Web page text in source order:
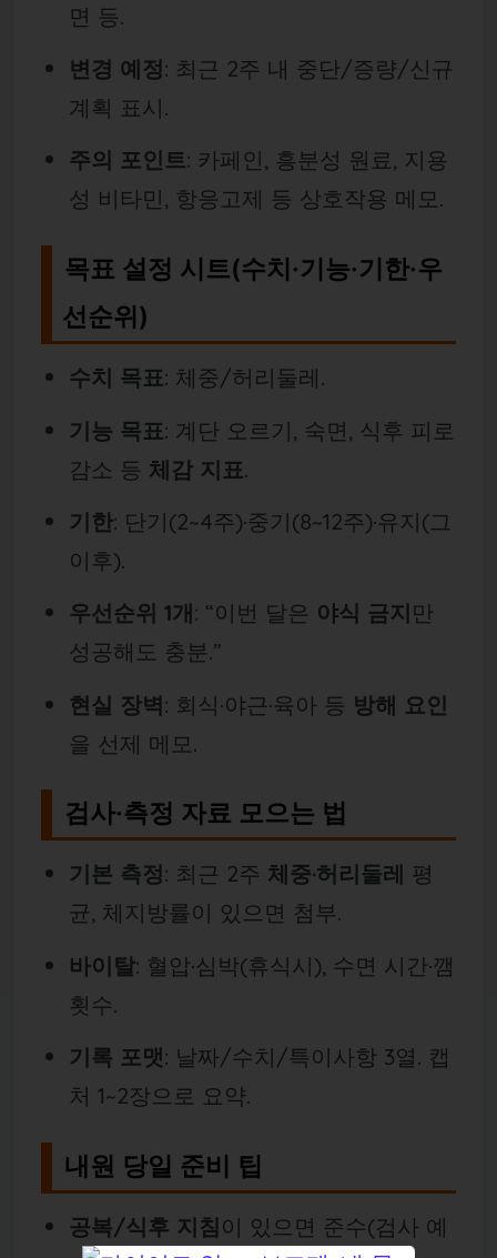
면 등.
변경 예정: 최근 2주 내 중단/증량/신규
계획 표시.
주의 포인트: 카페인, 흥분성 원료, 지용
성 비타민, 항응고제 등 상호작용 메모.
목표 설정 시트(수치·기능·기한·우
선순위)
수치 목표: 체중/허리둘레.
기능 목표: 계단 오르기, 숙면, 식후 피로
감소 등 체감 지표.
기한: 단기(2~4주)·중기(8~12주)·유지(그
이후).
우선순위 1개: “이번 달은 야식 금지만
성공해도 충분.”
현실 장벽: 회식·야근·육아 등 방해 요인
을 선제 메모.
검사·측정 자료 모으는 법
기본 측정: 최근 2주 체중·허리둘레 평
균, 체지방률이 있으면 첨부.
바이탈: 혈압·심박(휴식시), 수면 시간·깸
횟수.
기록 포맷: 날짜/수치/특이사항 3열. 캡
처 1~2장으로 요약.
내원 당일 준비 팁
공복/식후 지침이 있으면 준수(검사 예